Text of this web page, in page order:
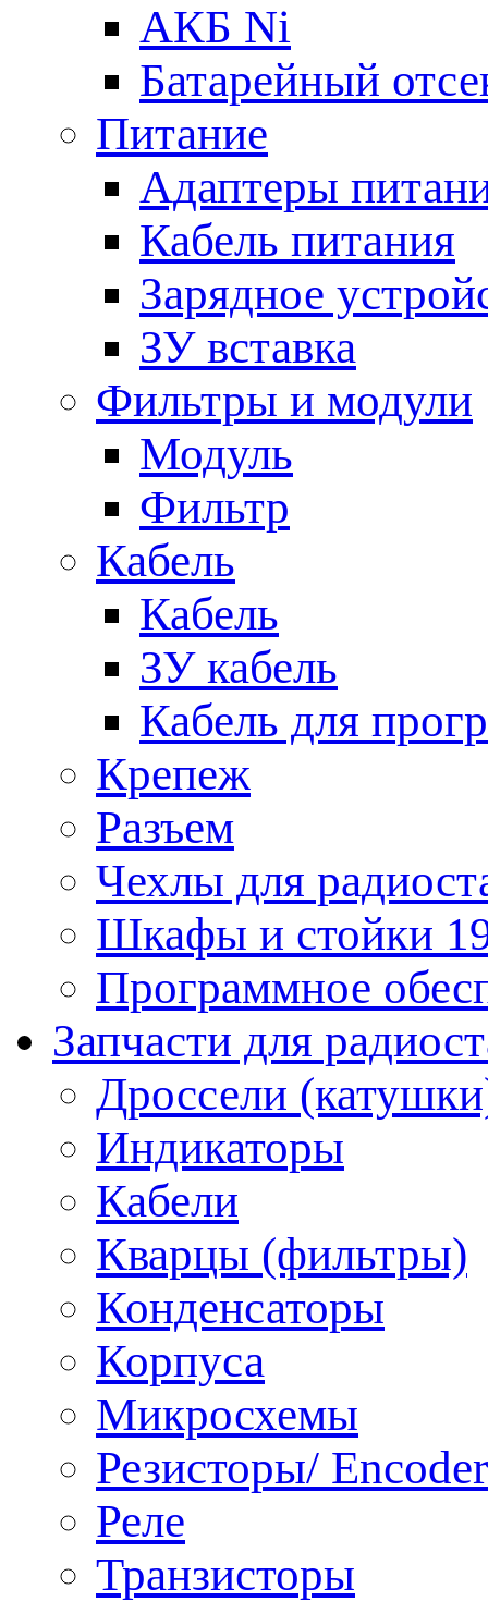
АКБ Ni
Батарейный
Питание
Адаптеры
Кабель питания
Зарядное
ЗУ вставка
Фильтры и модули
Модуль
Фильтр
Кабель
Кабель
ЗУ кабель
Кабель для
Крепеж
Разъем
Чехлы для
Шкафы и стойки
Программное
Запчасти для
Дроссели
Индикаторы
Кабели
Кварцы (фильтры)
Конденсаторы
Корпуса
Микросхемы
Резисторы/ Encoder
Реле
Транзисторы